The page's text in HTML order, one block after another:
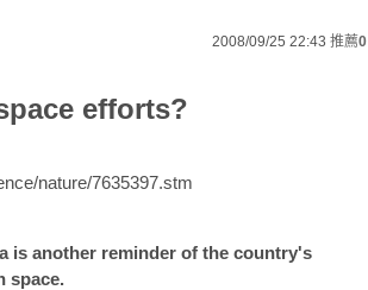
2008/09/25 22:43 推薦0
efforts?
nature/7635397.stm
is another reminder of the country's
space.